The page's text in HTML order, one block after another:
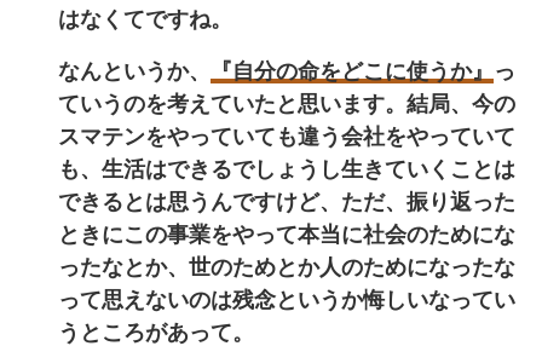
はなくてですね。
なんというか、 『自分の命をどこに使うか』 っ
ていうのを考えていたと思います。結局、今の
スマテンをやっていても違う会社をやっていて
も、生活はできるでしょうし生きていくことは
できるとは思うんですけど、ただ、振り返った
ときにこの事業をやって本当に社会のためにな
ったなとか、世のためとか人のためになったな
って思えないのは残念というか悔しいなってい
うところがあって。